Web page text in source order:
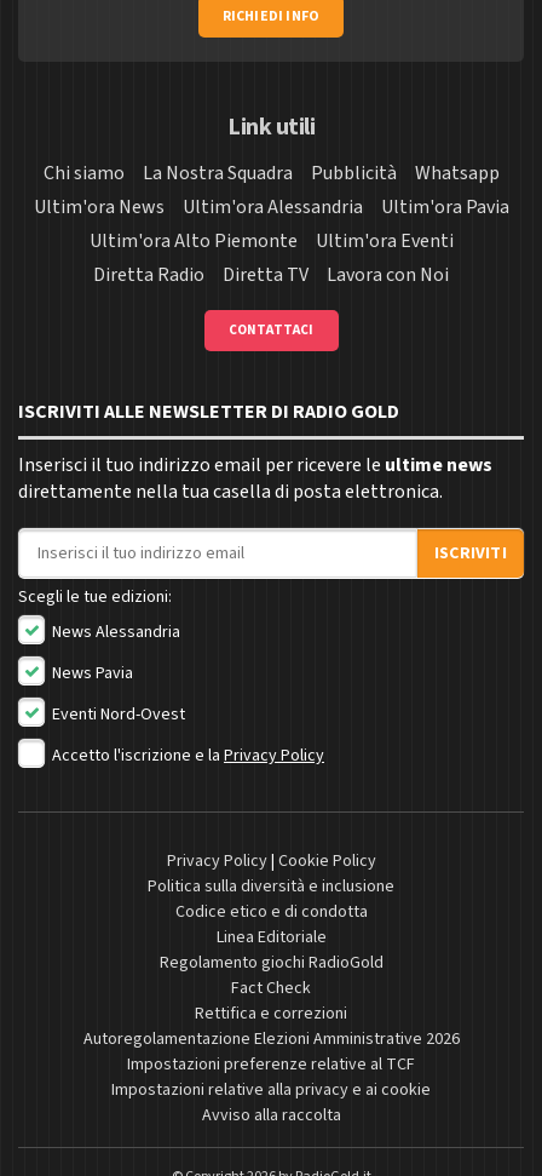
RICHIEDI INFO
Link utili
Chi siamo La Nostra Squadra Pubblicità
Whatsapp
Ultim'ora News
Ultim'ora Alessandria
Ultim'ora Pavia
Ultim'ora Alto Piemonte
Ultim'ora Eventi
Diretta Radio
Diretta TV Lavora con Noi
CONTATTACI
ISCRIVITI ALLE NEWSLETTER DI RADIO GOLD
Inserisci il tuo indirizzo email per ricevere le ultime news
direttamente nella tua casella di posta elettronica.
Indirizzo email
ISCRIVITI
Scegli le tue edizioni:
News Alessandria
News Pavia
Eventi Nord-Ovest
Accetto l'iscrizione e la Privacy Policy
Privacy Policy| Cookie Policy
Politica sulla diversità e inclusione
Codice etico e di condotta
Linea Editoriale
Regolamento giochi RadioGold
Fact Check
Rettifica e correzioni
Autoregolamentazione Elezioni Amministrative 2026
Impostazioni preferenze relative al TCF
Impostazioni relative alla privacy e ai cookie
Avviso alla raccolta